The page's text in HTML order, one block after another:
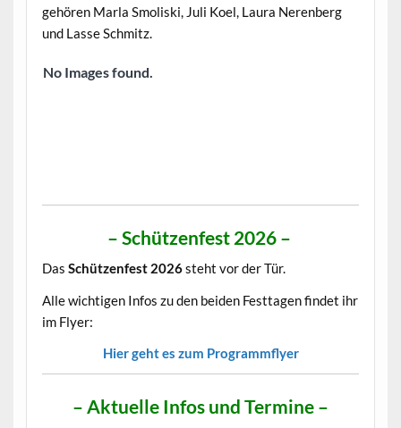
gehören Marla Smoliski, Juli Koel, Laura Nerenberg
und Lasse Schmitz.
No Images found.
– Schützenfest 2026 –
Das Schützenfest 2026steht vor der Tür.
Alle wichtigen Infos zu den beiden Festtagen findet ihr
im Flyer:
Hier geht es zum Programmflyer
– Aktuelle Infos und Termine –